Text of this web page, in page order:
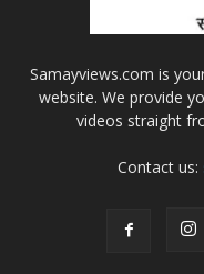
Samayviews.com is
website. We provide
videos straight
Contact us: